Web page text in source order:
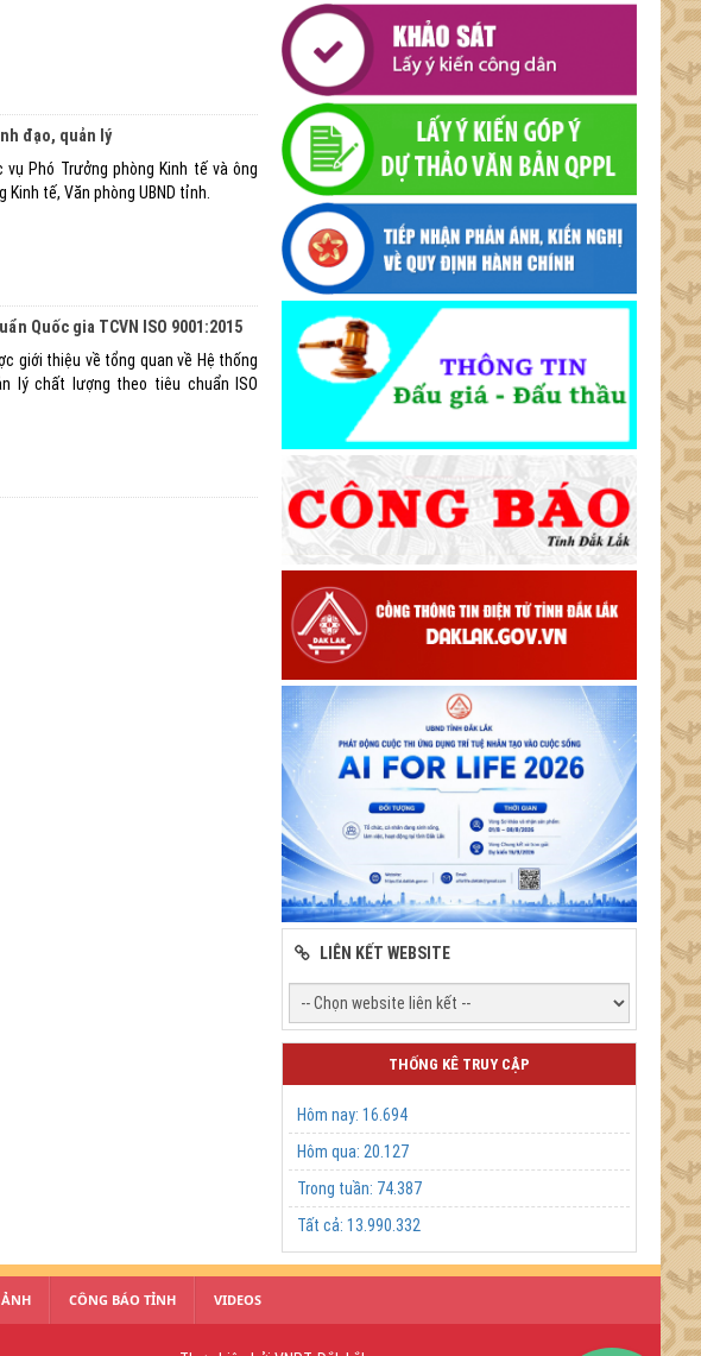
đạo, quản lý
Phó Trưởng phòng Kinh tế và ông
tế, Văn phòng UBND tỉnh.
Quốc gia TCVN ISO 9001:2015
giới thiệu về tổng quan về Hệ thống
lý chất lượng theo tiêu chuẩn ISO
LIÊN KẾT WEBSITE
THỐNG KÊ TRUY CẬP
Hôm nay:16.694
Hôm qua: 20.127
Trong tuần: 74.387
Tất cả:13.990.332
CÔNG BÁO TỈNH VIDEOS